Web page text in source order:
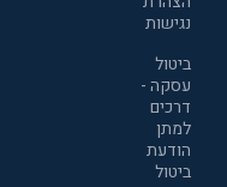
נגישות
ביטול
עסקה -
דרכים
למתן
הודעת
ביטול